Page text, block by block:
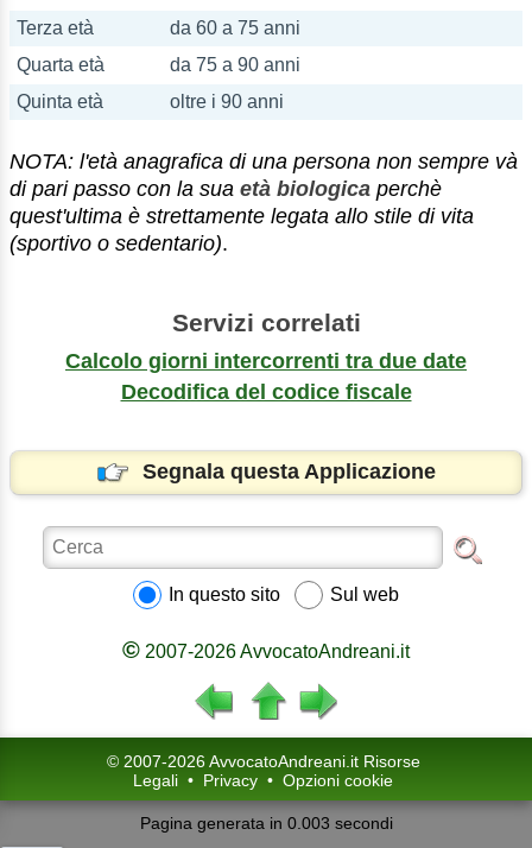
Terza età
da 60 a 75 anni
Quarta età
da 75 a 90 anni
Quinta età
oltre i 90 anni
NOTA: l'età anagrafica di una persona non sempre và
di pari passo con la sua età biologica perchè
quest'ultima è strettamente legata allo stile di vita
(sportivo o sedentario).
Servizi correlati
Calcolo giorni intercorrenti tra due date
Decodifica del codice fiscale
Segnala questa Applicazione
In questo sito Sul web
© 2007-2026 AvvocatoAndreani.it
© 2007-2026 AvvocatoAndreani.it Risorse
Legali • Privacy • Opzioni cookie
Pagina generata in 0.003 secondi